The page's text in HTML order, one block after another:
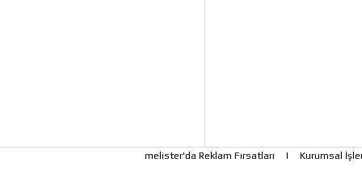
melister'da Reklam Fırsatları | Kurumsal